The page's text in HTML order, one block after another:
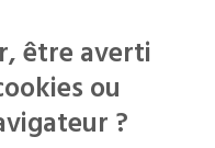
être averti
ou
?